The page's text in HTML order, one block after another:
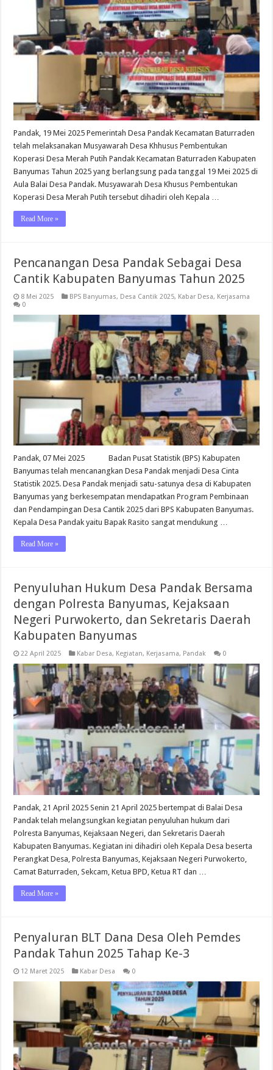
Pandak, 19 Mei 2025 Pemerintah Desa Pandak Kecamatan Baturraden
telah melaksanakan Musyawarah Desa Khhusus Pembentukan
Koperasi Desa Merah Putih Pandak Kecamatan Baturraden Kabupaten
Banyumas Tahun 2025 yang berlangsung pada tanggal 19 Mei 2025 di
Aula Balai Desa Pandak. Musyawarah Desa Khusus Pembentukan
Koperasi Desa Merah Putih tersebut dihadiri oleh Kepala …
Read More »
Pencanangan Desa Pandak Sebagai Desa
Cantik Kabupaten Banyumas Tahun 2025
8 Mei 2025 BPS Banyumas, Desa Cantik 2025, Kabar Desa, Kerjasama
0
Pandak, 07 Mei 2025 Badan Pusat Statistik (BPS) Kabupaten
Banyumas telah mencanangkan Desa Pandak menjadi Desa Cinta
Statistik 2025. Desa Pandak menjadi satu-satunya desa di Kabupaten
Banyumas yang berkesempatan mendapatkan Program Pembinaan
dan Pendampingan Desa Cantik 2025 dari BPS Kabupaten Banyumas.
Kepala Desa Pandak yaitu Bapak Rasito sangat mendukung …
Read More »
Penyuluhan Hukum Desa Pandak Bersama
dengan Polresta Banyumas, Kejaksaan
Negeri Purwokerto, dan Sekretaris Daerah
Kabupaten Banyumas
22 April 2025 Kabar Desa, Kegiatan, Kerjasama, Pandak 0
Pandak, 21 April 2025 Senin 21 April 2025 bertempat di Balai Desa
Pandak telah melangsungkan kegiatan penyuluhan hukum dari
Polresta Banyumas, Kejaksaan Negeri, dan Sekretaris Daerah
Kabupaten Banyumas. Kegiatan ini dihadiri oleh Kepala Desa beserta
Perangkat Desa, Polresta Banyumas, Kejaksaan Negeri Purwokerto,
Camat Baturraden, Sekcam, Ketua BPD, Ketua RT dan …
Read More »
Penyaluran BLT Dana Desa Oleh Pemdes
Pandak Tahun 2025 Tahap Ke-3
12 Maret 2025 Kabar Desa 0